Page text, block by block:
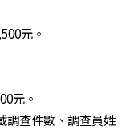
元。
元。
調查件數、調查員姓